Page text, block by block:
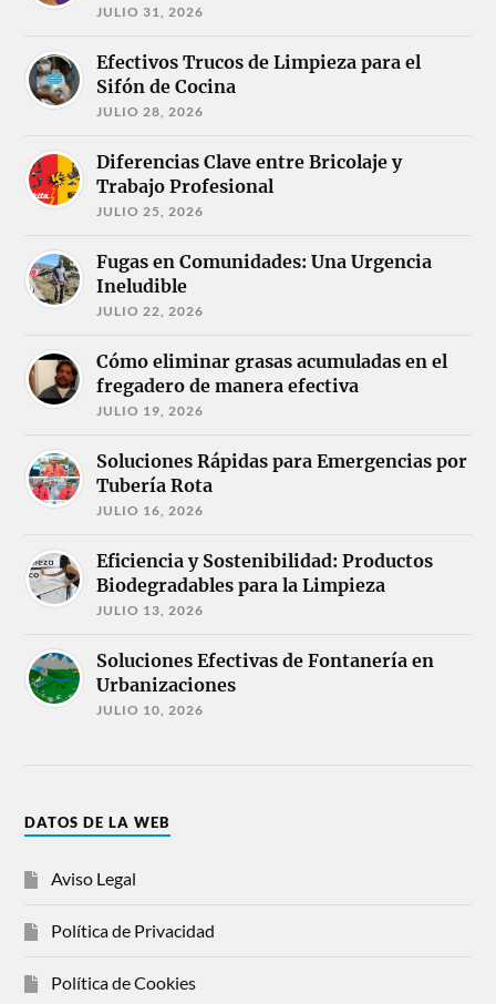
JULIO 31, 2026
Efectivos Trucos de Limpieza para el
Sifón de Cocina
JULIO 28, 2026
Diferencias Clave entre Bricolaje y
Trabajo Profesional
JULIO 25, 2026
Fugas en Comunidades: Una Urgencia
Ineludible
JULIO 22, 2026
Cómo eliminar grasas acumuladas en el
fregadero de manera efectiva
JULIO 19, 2026
Soluciones Rápidas para Emergencias por
Tubería Rota
JULIO 16, 2026
Eficiencia y Sostenibilidad: Productos
Biodegradables para la Limpieza
JULIO 13, 2026
Soluciones Efectivas de Fontanería en
Urbanizaciones
JULIO 10, 2026
DATOS DE LA WEB
Aviso Legal
Política de Privacidad
Política de Cookies